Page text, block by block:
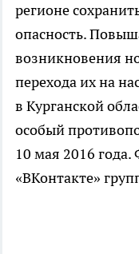
регионе
опасность.
возникновения
перехода их на
в Курганской
особый
10 мая 2016 года.
«ВКонтакте»